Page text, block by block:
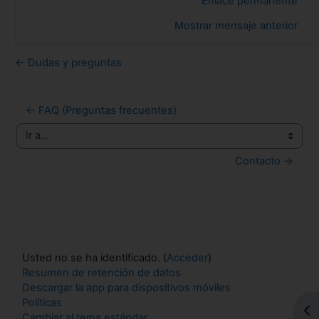
Mostrar mensaje anterior
← Dudas y preguntas
← FAQ (Preguntas frecuentes)
Ir a...
Contacto →
Usted no se ha identificado. (Acceder)
Resumen de retención de datos
Descargar la app para dispositivos móviles
Políticas